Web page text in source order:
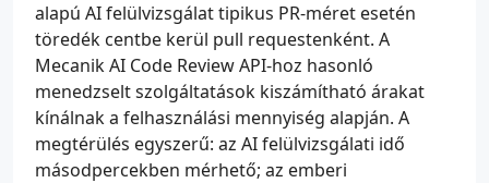
alapú AI felülvizsgálat tipikus PR-méret esetén
töredék centbe kerül pull requestenként. A
Mecanik AI Code Review API-hoz hasonló
menedzselt szolgáltatások kiszámítható árakat
kínálnak a felhasználási mennyiség alapján. A
megtérülés egyszerű: az AI felülvizsgálati idő
másodpercekben mérhető; az emberi